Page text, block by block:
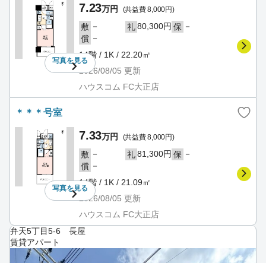
写真を見る
7.23万円 (共益費 8,000円)
敷 － 礼80,300円 保 －
償 －
14階 / 1K / 22.20㎡
2026/08/05 更新
ハウスコム FC大正店
＊＊＊号室
写真を見る
7.33万円 (共益費 8,000円)
敷 － 礼81,300円 保 －
償 －
14階 / 1K / 21.09㎡
2026/08/05 更新
ハウスコム FC大正店
弁天5丁目5-6 長屋
賃貸アパート